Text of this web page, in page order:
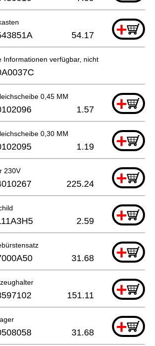
+
54.17
Informationen verfügbar, nicht bestellbar
0,45 MM +
1.57
0,30 MM +
1.19
230V +
225.24
+
2.59
+
31.68
+
151.11
+
31.68